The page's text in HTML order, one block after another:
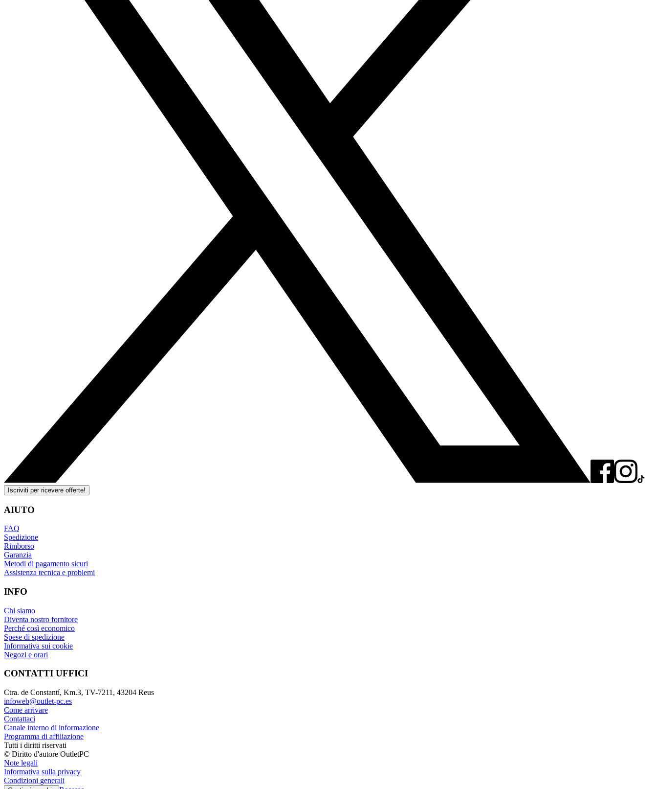
Iscriviti per ricevere offerte!
AIUTO
FAQ
Spedizione
Rimborso
Garanzia
Metodi di pagamento sicuri
Assistenza tecnica e problemi
INFO
Chi siamo
Diventa nostro fornitore
Perché così economico
Spese di spedizione
Informativa sui cookie
Negozi e orari
CONTATTI UFFICI
Ctra. de Constantí, Km.3, TV-7211, 43204 Reus
infoweb@outlet-pc.es
Come arrivare
Contattaci
Canale interno di informazione
Programma di affiliazione
Tutti i diritti riservati
© Diritto d'autore OutletPC
Note legali
Informativa sulla privacy
Condizioni generali